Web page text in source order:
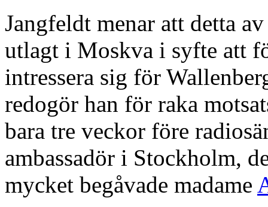
Jangfeldt menar att detta
utlagt i Moskva i syfte att
intressera sig för
redogör han för raka
bara tre veckor före
ambassadör i Stockholm,
mycket begåvade madame